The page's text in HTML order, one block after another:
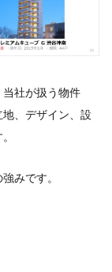
社が扱う物件
、デザイン、設
みです。